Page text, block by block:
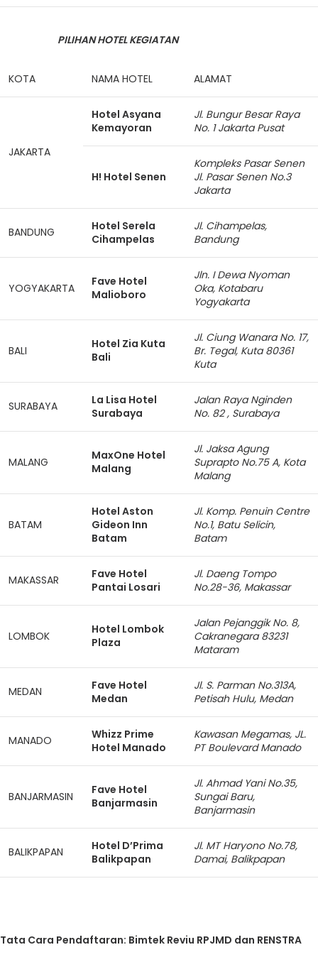
PILIHAN HOTEL KEGIATAN
KOTA NAMA HOTEL ALAMAT
JAKARTA
Hotel Asyana
Kemayoran
Jl. Bungur Besar Raya
No. 1 Jakarta Pusat
H! Hotel Senen
Kompleks Pasar Senen
Jl. Pasar Senen No.3
Jakarta
BANDUNG
Hotel Serela
Cihampelas
Jl. Cihampelas,
Bandung
YOGYAKARTA
Fave Hotel
Malioboro
Jln. I Dewa Nyoman
Oka, Kotabaru
Yogyakarta
BALI
Hotel Zia Kuta
Bali
Jl. Ciung Wanara No. 17,
Br. Tegal, Kuta 80361
Kuta
SURABAYA
La Lisa Hotel
Surabaya
Jalan Raya Nginden
No. 82 , Surabaya
MALANG
MaxOne Hotel
Malang
Jl. Jaksa Agung
Suprapto No.75 A, Kota
Malang
BATAM
Hotel Aston
Gideon Inn
Batam
Jl. Komp. Penuin Centre
No.1, Batu Selicin,
Batam
MAKASSAR
Fave Hotel
Pantai Losari
Jl. Daeng Tompo
No.28-36, Makassar
LOMBOK
Hotel Lombok
Plaza
Jalan Pejanggik No. 8,
Cakranegara 83231
Mataram
MEDAN
Fave Hotel
Medan
Jl. S. Parman No.313A,
Petisah Hulu, Medan
MANADO
Whizz Prime
Hotel Manado
Kawasan Megamas, JL.
PT Boulevard Manado
BANJARMASIN
Fave Hotel
Banjarmasin
Jl. Ahmad Yani No.35,
Sungai Baru,
Banjarmasin
BALIKPAPAN
Hotel D’Prima
Balikpapan
Jl. MT Haryono No.78,
Damai, Balikpapan
Tata Cara Pendaftaran: Bimtek Reviu RPJMD dan RENSTRA